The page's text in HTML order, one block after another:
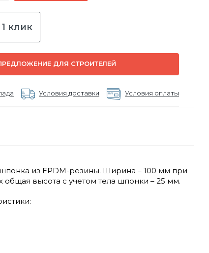
клик
ДЛЯ СТРОИТЕЛЕЙ
Условия доставки Условия оплаты
из EPDM-резины. Ширина – 100 мм при
высота с учетом тела шпонки – 25 мм.